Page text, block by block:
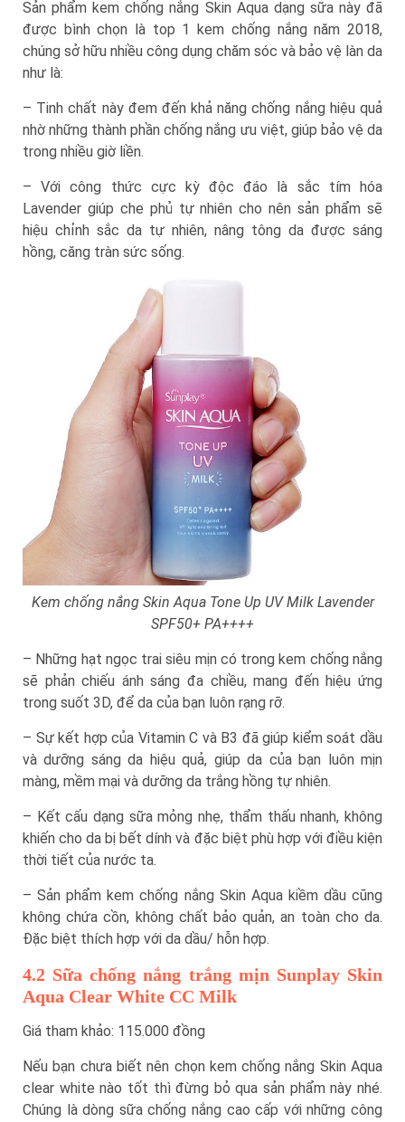
Sản phẩm kem chống nắng Skin Aqua dạng sữa này đã
được bình chọn là top 1 kem chống nắng năm 2018,
chúng sở hữu nhiều công dụng chăm sóc và bảo vệ làn da
như là:
– Tinh chất này đem đến khả năng chống nắng hiệu quả
nhờ những thành phần chống nắng ưu việt, giúp bảo vệ da
trong nhiều giờ liền.
– Với công thức cực kỳ độc đáo là sắc tím hóa
Lavender giúp che phủ tự nhiên cho nên sản phẩm sẽ
hiệu chỉnh sắc da tự nhiên, nâng tông da được sáng
hồng, căng tràn sức sống.
Kem chống nắng Skin Aqua Tone Up UV Milk Lavender
SPF50+ PA++++
– Những hạt ngọc trai siêu mịn có trong kem chống nắng
sẽ phản chiếu ánh sáng đa chiều, mang đến hiệu ứng
trong suốt 3D, để da của bạn luôn rạng rỡ.
– Sự kết hợp của Vitamin C và B3 đã giúp kiểm soát dầu
và dưỡng sáng da hiệu quả, giúp da của bạn luôn mịn
màng, mềm mại và dưỡng da trắng hồng tự nhiên.
– Kết cấu dạng sữa mỏng nhẹ, thẩm thấu nhanh, không
khiến cho da bị bết dính và đặc biệt phù hợp với điều kiện
thời tiết của nước ta.
– Sản phẩm kem chống nắng Skin Aqua kiềm dầu cũng
không chứa cồn, không chất bảo quản, an toàn cho da.
Đặc biệt thích hợp với da dầu/ hỗn hợp.
4.2 Sữa chống nắng trắng mịn Sunplay Skin
Aqua Clear White CC Milk
Giá tham khảo: 115.000 đồng
Nếu bạn chưa biết nên chọn kem chống nắng Skin Aqua
clear white nào tốt thì đừng bỏ qua sản phẩm này nhé.
Chúng là dòng sữa chống nắng cao cấp với những công